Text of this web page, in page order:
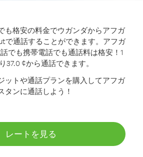
も格安の料金でウガンダからアフガ
で通話することができます。 アフガ
でも携帯電話でも通話料は格安！1
37.0 ¢から通話できます。
ットや通話プランを購入してアフガ
タンに通話しよう！
レートを見る